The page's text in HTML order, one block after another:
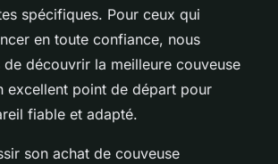
spécifiques. Pour ceux qui
en toute confiance, nous
découvrir la meilleure couveuse
excellent point de départ pour
fiable et adapté.
son achat de couveuse